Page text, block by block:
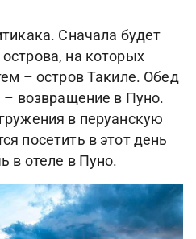
Сначала будет
на которых
– остров Такиле. Обед
– возвращение в Пуно.
в перуанскую
посетить в этот день
в отеле в Пуно.